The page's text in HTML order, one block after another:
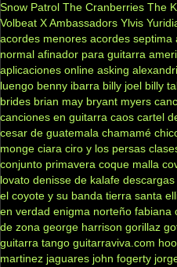
Snow Patrol The Cranberries The
Volbeat X Ambassadors Ylvis
acordes menores acordes septima
normal afinador para guitarra
aplicaciones online asking
luengo benny ibarra billy joel billy
brides brian may bryant myers
canciones en guitarra caos cartel
cesar de guatemala chamamé
monge ciara ciro y los persas
conjunto primavera coque malla
lovato denisse de kalafe
el coyote y su banda tierra santa
en verdad enigma norteño fabiana
de zona george harrison gorillaz
guitarra tango guitarraviva.com
martinez jaguares john fogerty